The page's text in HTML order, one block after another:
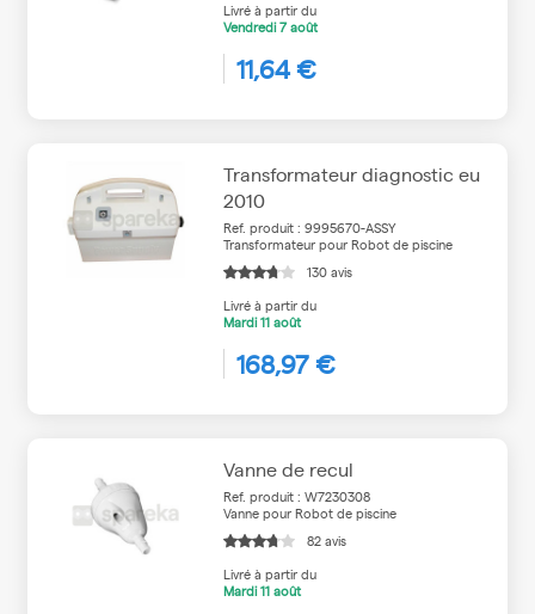
Livré à partir du
Vendredi7 août
11,64 €
Transformateur diagnostic eu
2010
Ref. produit : 9995670-ASSY
Transformateur pour Robot de piscine
130 avis
Livré à partir du
Mardi11 août
168,97 €
Vanne de recul
Ref. produit : W7230308
Vanne pour Robot de piscine
82 avis
Livré à partir du
Mardi11 août